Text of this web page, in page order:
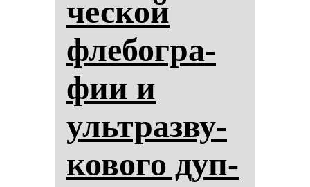
чес­кой
фле­бог­ра­
фии и
ультраз­ву­
ко­во­го дуп­